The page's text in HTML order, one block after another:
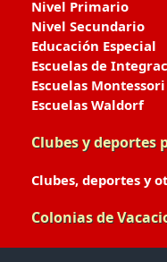
Nivel Primario
Nivel Secundario
Educación Especial
Escuelas de
Escuelas Montessori
Escuelas Waldorf
Clubes y deportes
Clubes, deportes y
Colonias de